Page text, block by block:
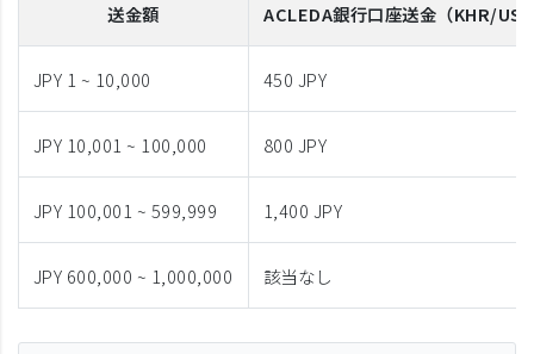
送金額 ACLEDA銀行口座送金 （KHR/
JPY 1 ~ 10,000 450 JPY
JPY 10,001 ~ 100,000 800 JPY
JPY 100,001 ~ 599,999 1,400 JPY
JPY 600,000 ~ 1,000,000 該当なし